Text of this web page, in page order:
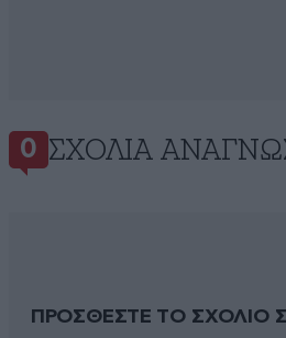
0 ΣΧΌΛΙΑ
ΠΡΟΣΘΕΣΤΕ ΤΟ ΣΧΟΛΙΟ